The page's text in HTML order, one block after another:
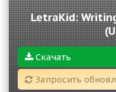
LetraKid:
Скачать
Запросить